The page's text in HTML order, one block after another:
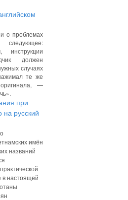
о проблемах
инструкции
должен
случаях
те же
—
при
на русский
имён
названий
в настоящей